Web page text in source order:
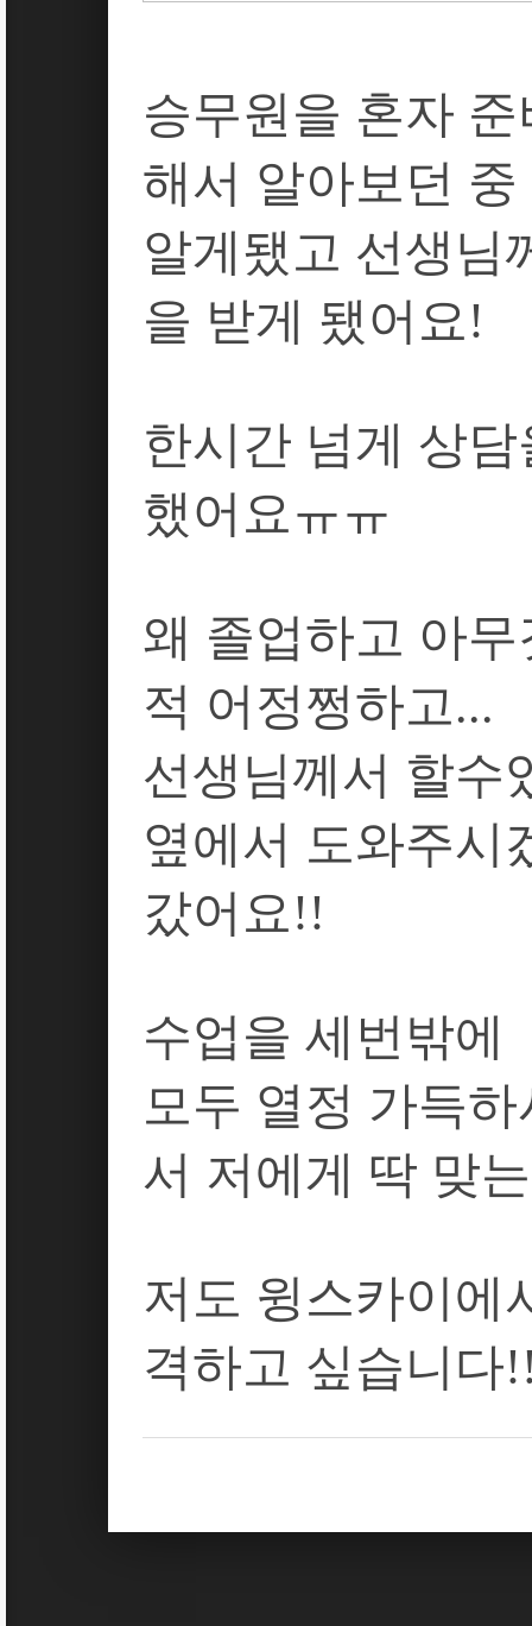
승무원을 혼자 준
해서 알아보던 중
알게됐고 선생님
을 받게 됐어요!
한시간 넘게 상담
했어요ㅠㅠ
왜 졸업하고 아
적 어정쩡하고...
선생님께서 할수
옆에서 도와주시
갔어요!!
수업을 세번밖에
모두 열정 가득하
서 저에게 딱 맞는
저도 윙스카이에
격하고 싶습니다